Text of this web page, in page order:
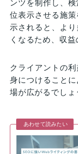
ンツを制作し、
位表示させる施
示されると、よ
くなるため、収
クライアントの
身につけること
場が広がるでしょ
あわせて読みたい